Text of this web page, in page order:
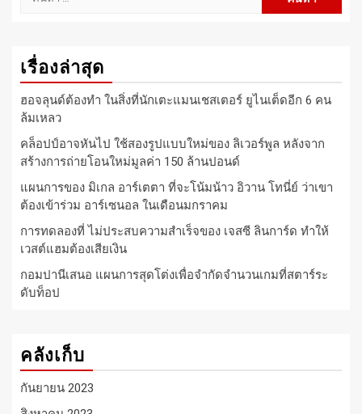
เรื่องล่าสุด
ฮอจลุนด์ต้องทำ ในสิ่งที่นักเตะแมนเชสเตอร์ ยูไนเต็ดอีก 6 คน
ล้มเหลว
คล็อปป์อาจหันไป ใช้สองรูปแบบใหม่ของ ลิเวอร์พูล หลังจาก
สร้างการถ่ายโอนใหม่มูลค่า 150 ล้านปอนด์
แผนการของ มิเกล อาร์เตตา ที่จะโน้มน้าว อิวาน โทนี่ย์ ว่าเขา
ต้องเข้าร่วม อาร์เซนอล ในเดือนมกราคม
การทดลองที่ ไม่ประสบความสำเร็จของ เจสซี ลินการ์ด ทำให้
เวสต์แฮมต้องเสียเงิน
กอมปานีเสนอ แผนการสุดโต่งเพื่อจำกัดจำนวนเกมที่สตาร์ระ
ดับท็อป
คลังเก็บ
กันยายน 2023